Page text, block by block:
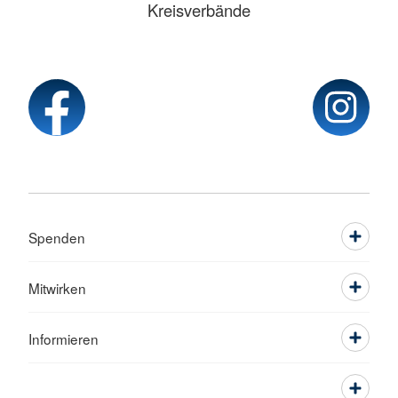
Kreisverbände
Spenden
Mitwirken
Informieren